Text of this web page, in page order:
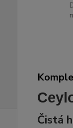
Čistá